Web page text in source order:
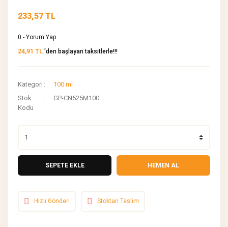
233,57 TL
0 - Yorum Yap
24,91 TL 'den başlayan taksitlerle!!!
Kategori
100 ml
Stok
Kodu
GP-CN525M100
SEPETE EKLE HEMEN AL
Hızlı Gönderi Stoktan Teslim